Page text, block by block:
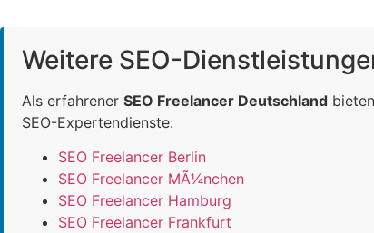
Weitere SEO-
Als erfahrener SEO Freelancer Deutschland
SEO-Expertendienste:
SEO Freelancer Berlin
SEO Freelancer MÃ¼nchen
SEO Freelancer Hamburg
SEO Freelancer Frankfurt